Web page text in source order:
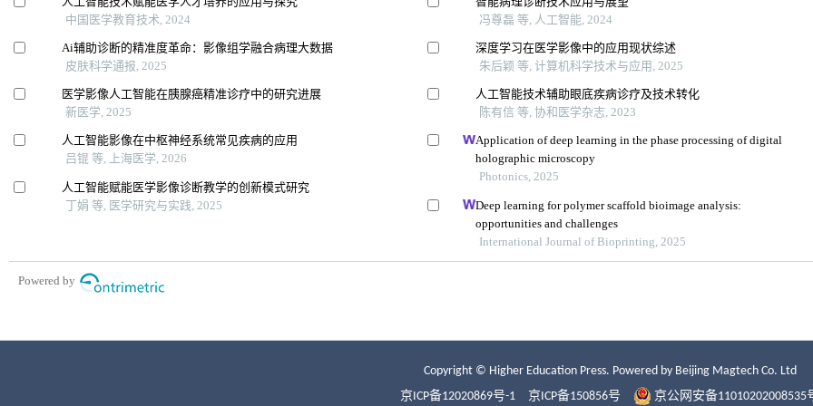
Copyright © Higher Education Press. Powered by Beijing Magtech Co. Ltd
京ICP备12020869号-1
京ICP备150856号 京公网安备11010202008535